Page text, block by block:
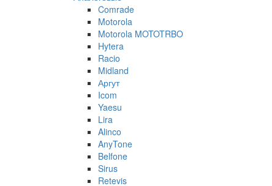
Comrade
Motorola
Motorola MOTOTRBO
Hytera
Racio
Midland
Аргут
Icom
Yaesu
Lira
Alinco
AnyTone
Belfone
Sirus
Retevis